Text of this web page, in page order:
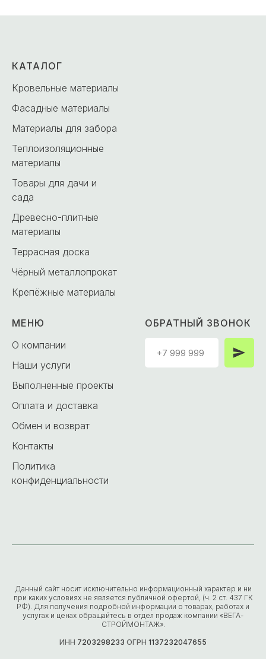
КАТАЛОГ
Кровельные материалы
Фасадные материалы
Материалы для забора
Теплоизоляционные
материалы
Товары для дачи и
сада
Древесно-плитные
материалы
Террасная доска
Чёрный металлопрокат
Крепёжные материалы
МЕНЮ
О компании
Наши услуги
Выполненные проекты
Оплата и доставка
Обмен и возврат
Контакты
Политика
конфиденциальности
ОБРАТНЫЙ ЗВОНОК
Данный сайт носит исключительно информационный характер и ни
при каких условиях не является публичной офертой, (ч. 2 ст. 437 ГК
РФ). Для получения подробной информации о товарах, работах и
услугах и ценах обращайтесь в отдел продаж компании «ВЕГА-
СТРОЙМОНТАЖ».
ИНН 7203298233 ОГРН 1137232047655